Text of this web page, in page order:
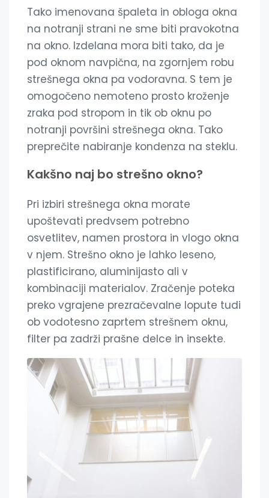
Tako imenovana špaleta in obloga okna
na notranji strani ne sme biti pravokotna
na okno. Izdelana mora biti tako, da je
pod oknom navpična, na zgornjem robu
strešnega okna pa vodoravna. S tem je
omogočeno nemoteno prosto kroženje
zraka pod stropom in tik ob oknu po
notranji površini strešnega okna. Tako
preprečite nabiranje kondenza na steklu.
Kakšno naj bo strešno okno?
Pri izbiri strešnega okna morate
upoštevati predvsem potrebno
osvetlitev, namen prostora in vlogo okna
v njem. Strešno okno je lahko leseno,
plastificirano, aluminijasto ali v
kombinaciji materialov. Zračenje poteka
preko vgrajene prezračevalne lopute tudi
ob vodotesno zaprtem strešnem oknu,
filter pa zadrži prašne delce in insekte.